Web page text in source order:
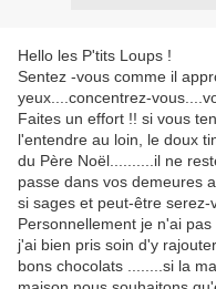
Hello les P'tits Loups !
Sentez -vous comme il
yeux....concentrez-
Faites un effort !! si vous
l'entendre au loin, le doux
du Père Noël..........il ne
passe dans vos demeures
si sages et peut-être
Personnellement je n'ai
j'ai bien pris soin d'y
bons chocolats ........si la